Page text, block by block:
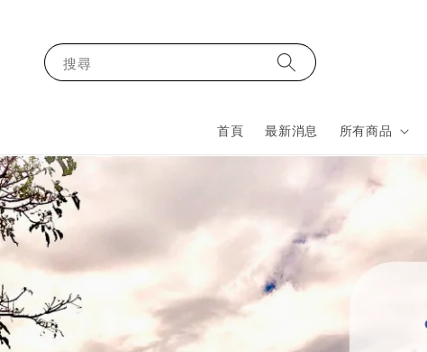
搜尋
首頁 最新消息 所有商品